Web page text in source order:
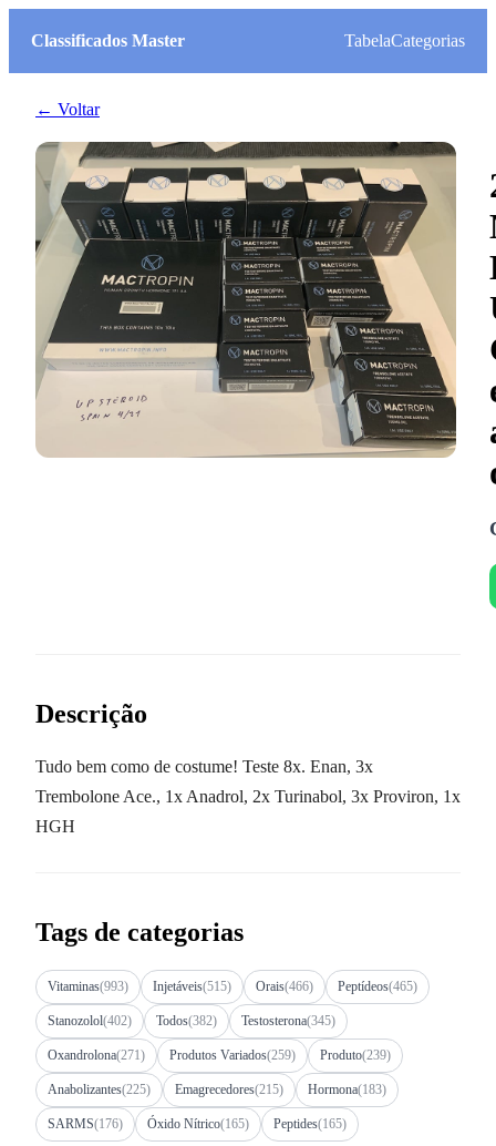
Classificados Master TabelaCategorias
← Voltar
Descrição
Tudo bem como de costume! Teste 8x. Enan, 3x
Trembolone Ace., 1x Anadrol, 2x Turinabol, 3x Proviron, 1x
HGH
Tags de categorias
Vitaminas(993) Injetáveis(515) Orais(466) Peptídeos(465)
Stanozolol(402) Todos(382) Testosterona(345)
Oxandrolona(271) Produtos Variados(259) Produto(239)
Anabolizantes(225) Emagrecedores(215) Hormona(183)
SARMS(176) Óxido Nítrico(165) Peptides(165)